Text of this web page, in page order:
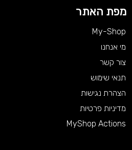
מפת האתר
My-Shop
מי אנחנו
צור קשר
תנאי שימוש
הצהרת נגישות
מדיניות פרטיות
MyShop Actions